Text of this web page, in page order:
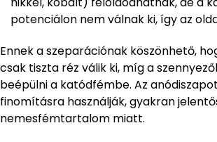
potenciálon nem válnak ki, így az
Ennek a szeparációnak köszönhető,
csak tiszta réz válik ki, míg a
beépülni a katódfémbe. Az
finomításra használják, gyakran
nemesfémtartalom miatt.